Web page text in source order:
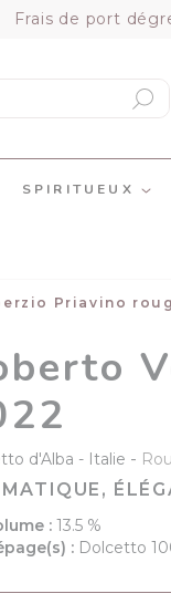
Frais de port
SPIRITUEUX
Priavino
d'Alba Italie -
: 13.5 %
: Dolcetto